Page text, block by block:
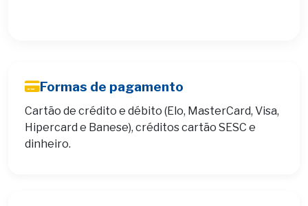
Formas de pagamento
Cartão de crédito e débito (Elo, MasterCard, Visa,
Hipercard e Banese), créditos cartão SESC e
dinheiro.